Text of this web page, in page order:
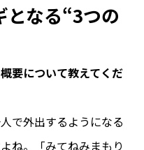
となる“3つの
要について教えてくだ
で外出するようになる
ね。「みてねみまもり